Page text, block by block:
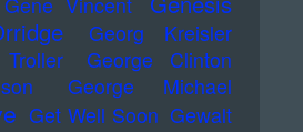
Georg Kreisler
George Clinton
George Michael
Get Well Soon Gewalt